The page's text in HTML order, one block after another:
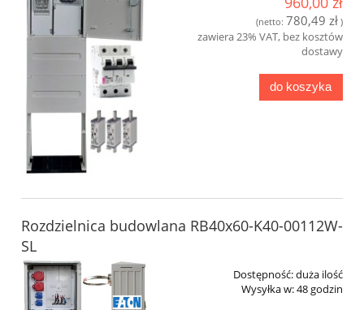
(netto: 780,49 zł )
zawiera 23% VAT, bez kosztów
dostawy
do koszyka
Rozdzielnica budowlana RB40x60-K40-00112W-
SL
Dostępność:duża ilość
Wysyłka w:48 godzin